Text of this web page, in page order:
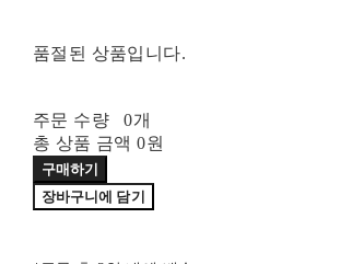
품절된 상품입니다.
주문 수량
0개
총 상품 금액 0원
구매하기
장바구니에 담기